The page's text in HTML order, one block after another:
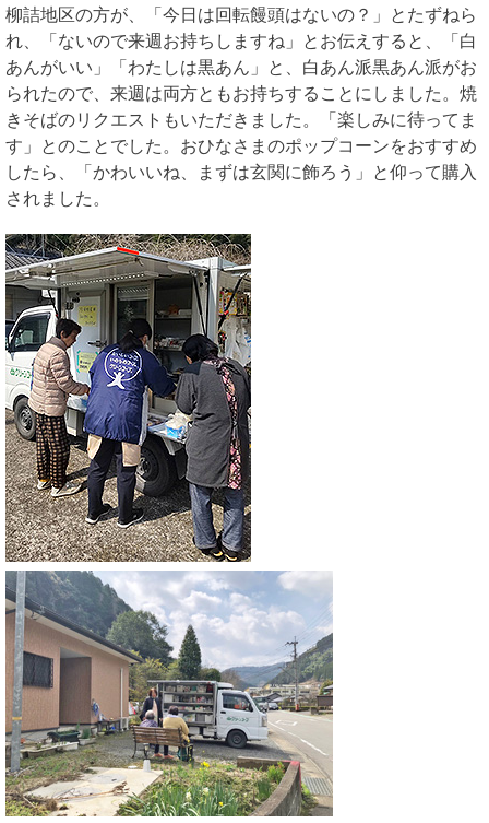
柳詰地区の方が、「今日は回転饅頭はないの？」とたずねら
れ、「ないので来週お持ちしますね」とお伝えすると、「白
あんがいい」「わたしは黒あん」と、白あん派黒あん派がお
られたので、来週は両方ともお持ちすることにしました。焼
きそばのリクエストもいただきました。「楽しみに待ってま
す」とのことでした。おひなさまのポップコーンをおすすめ
したら、「かわいいね、まずは玄関に飾ろう」と仰って購入
されました。